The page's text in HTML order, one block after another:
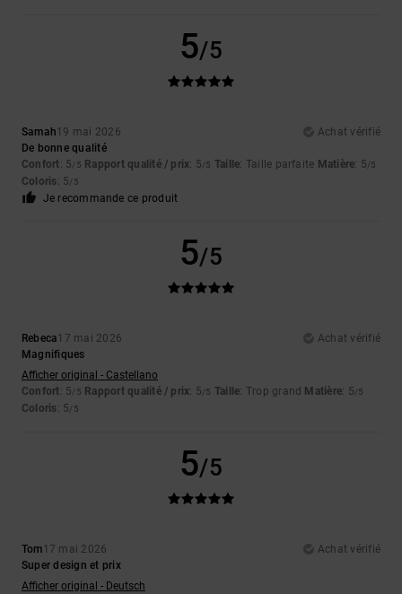
5/5
Samah19 mai 2026
Achat vérifié
De bonne qualité
Confort: 5/5 Rapport qualité / prix: 5/5 Taille: Taille parfaite Matière: 5/5
Coloris: 5/5
Je recommande ce produit
5/5
Rebeca17 mai 2026
Achat vérifié
Magnifiques
Afficher original - Castellano
Confort: 5/5 Rapport qualité / prix: 5/5 Taille: Trop grand Matière: 5/5
Coloris: 5/5
5/5
Tom17 mai 2026
Achat vérifié
Super design et prix
Afficher original - Deutsch